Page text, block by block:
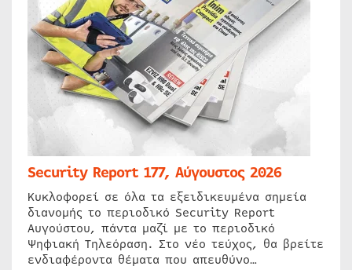
Security Report 177, Αύγουστος 2026
Κυκλοφορεί σε όλα τα εξειδικευμένα σημεία
διανομής το περιοδικό Security Report
Αυγούστου, πάντα μαζί με το περιοδικό
Ψηφιακή Τηλεόραση. Στο νέο τεύχος, θα βρείτε
ενδιαφέροντα θέματα που απευθύνο…